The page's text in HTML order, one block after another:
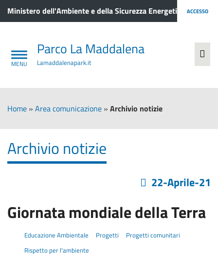
Ministero dell'Ambiente e della Sicurezza Energetica ACCESSO
Parco La Maddalena
Lamaddalenapark.it
Home » Area comunicazione » Archivio notizie
Archivio notizie
22-Aprile-21
Giornata mondiale della Terra
Educazione Ambientale Progetti
Progetti comunitari
Rispetto per l'ambiente